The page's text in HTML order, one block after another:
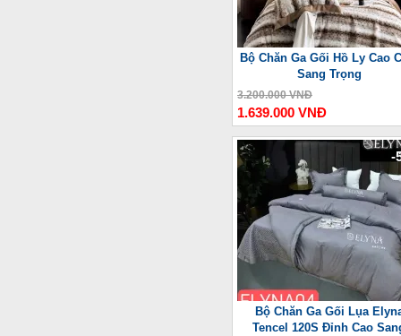
Bộ Chăn Ga Gối Hồ Ly Cao
Sang Trọng
3.200.000 VNĐ
1.639.000 VNĐ
-
Bộ Chăn Ga Gối Lụa
Tencel 120S Đỉnh Cao